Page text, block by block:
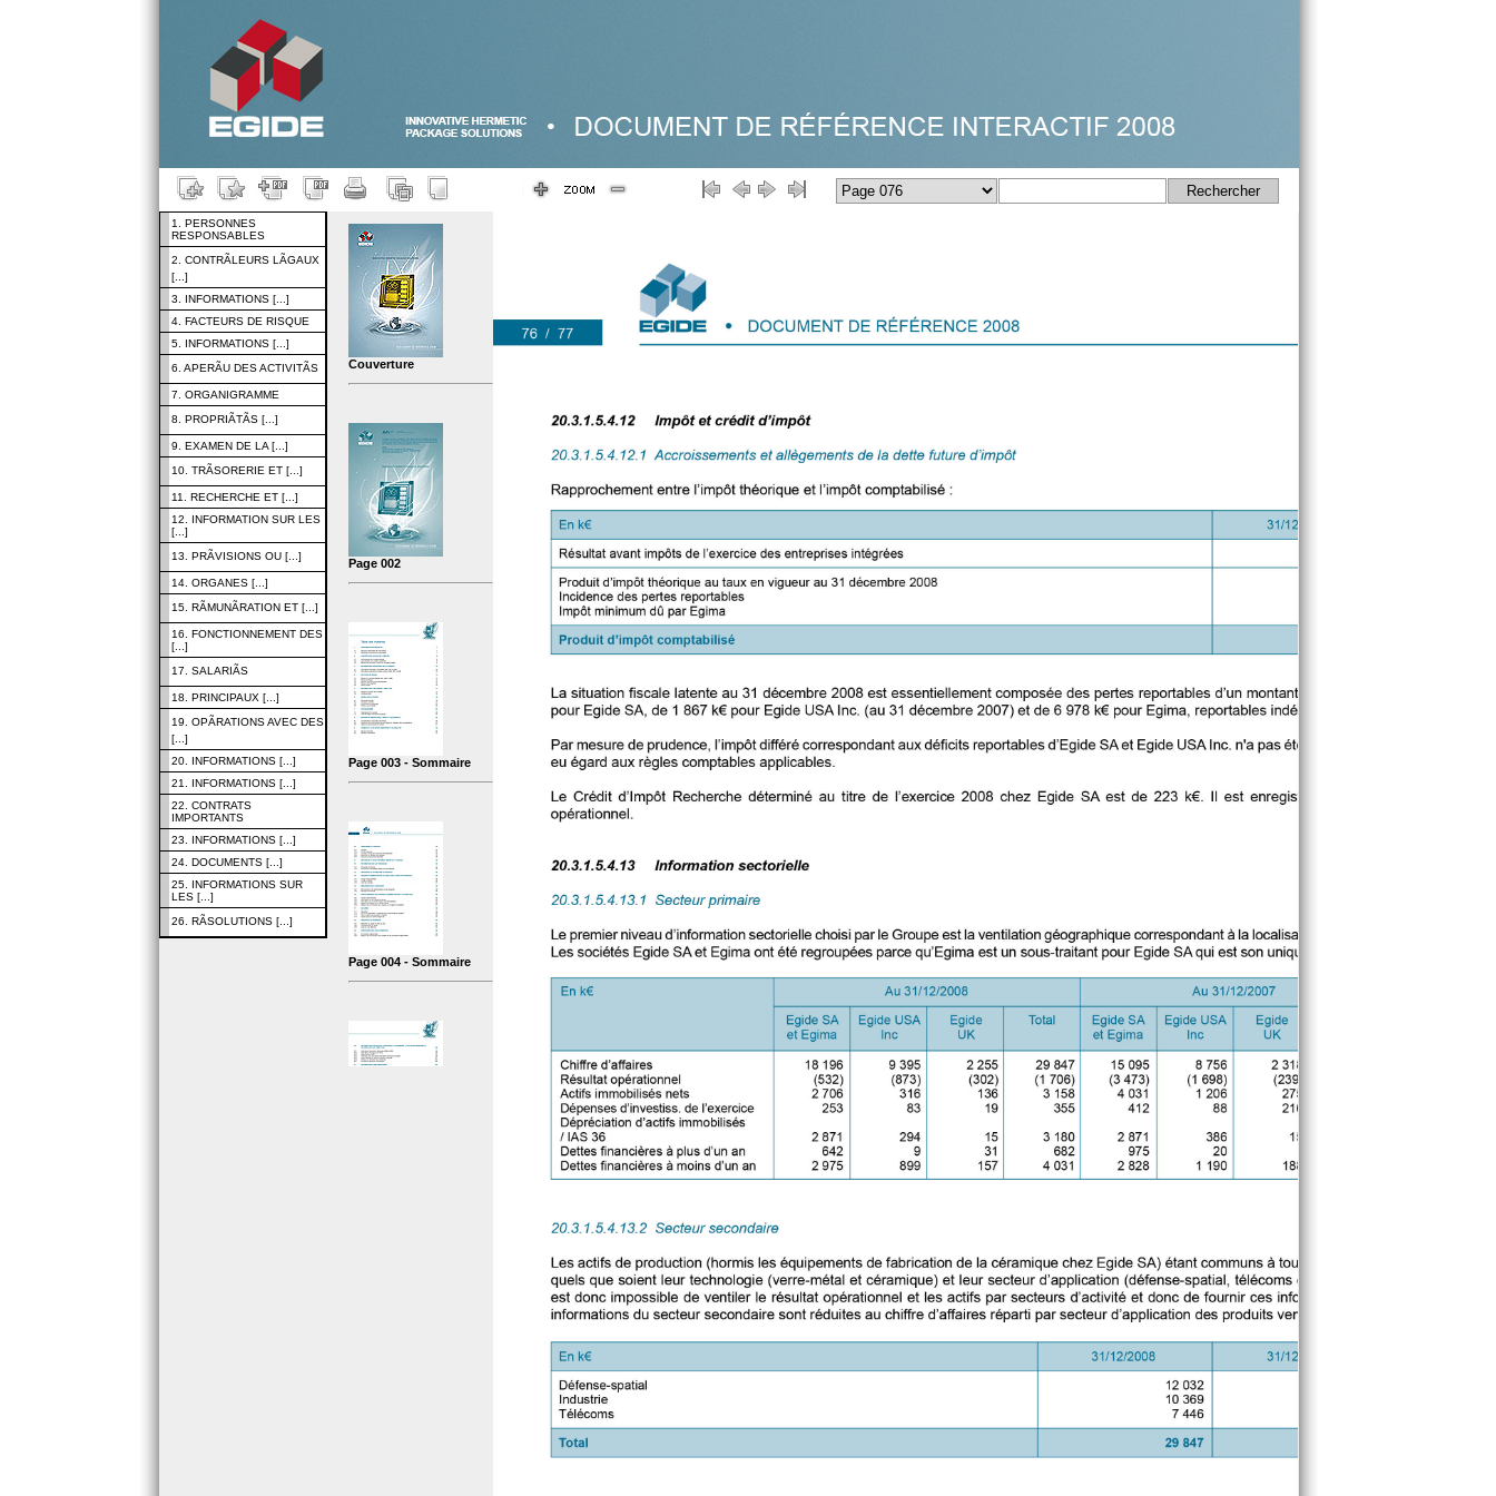
1. PERSONNES
RESPONSABLES
2. CONTRÃLEURS LÃGAUX
[...]
3. INFORMATIONS [...]
4. FACTEURS DE RISQUE
5. INFORMATIONS [...]
6. APERÃU DES ACTIVITÃS
7. ORGANIGRAMME
8. PROPRIÃTÃS [...]
9. EXAMEN DE LA [...]
10. TRÃSORERIE ET [...]
11. RECHERCHE ET [...]
12. INFORMATION SUR LES
[...]
13. PRÃVISIONS OU [...]
14. ORGANES [...]
15. RÃMUNÃRATION ET [...]
16. FONCTIONNEMENT DES
[...]
17. SALARIÃS
18. PRINCIPAUX [...]
19. OPÃRATIONS AVEC DES
[...]
20. INFORMATIONS [...]
21. INFORMATIONS [...]
22. CONTRATS
IMPORTANTS
23. INFORMATIONS [...]
24. DOCUMENTS [...]
25. INFORMATIONS SUR
LES [...]
26. RÃSOLUTIONS [...]
Couverture
Page 002
Page 003 - Sommaire
Page 004 - Sommaire